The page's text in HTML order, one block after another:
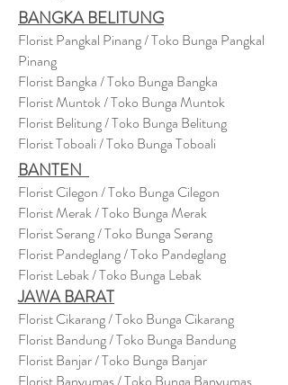
BANGKA BELITUNG
Florist Pangkal Pinang / Toko Bunga Pangkal
Pinang
Florist Bangka / Toko Bunga Bangka
Florist Muntok / Toko Bunga Muntok
Florist Belitung / Toko Bunga Belitung
Florist Toboali / Toko Bunga Toboali
BANTEN
Florist Cilegon / Toko Bunga Cilegon
Florist Merak / Toko Bunga Merak
Florist Serang / Toko Bunga Serang
Florist Pandeglang / Toko Pandeglang
Florist Lebak / Toko Bunga Lebak
JAWA BARAT
Florist Cikarang/ Toko Bunga Cikarang
Florist Bandung / Toko Bunga Bandung
Florist Banjar / Toko Bunga Banjar